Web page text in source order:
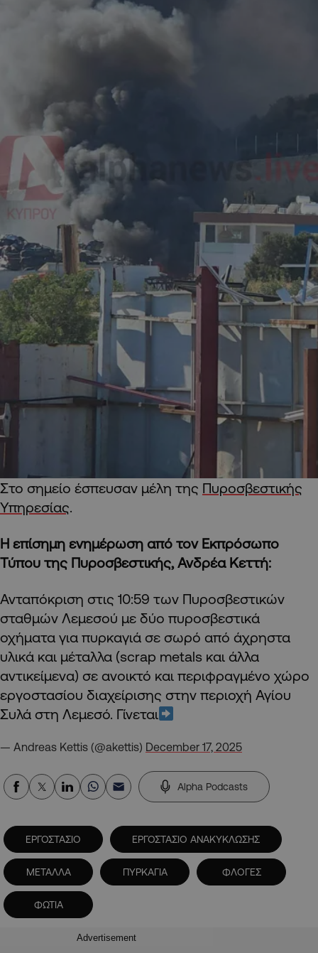
Στο σημείο έσπευσαν μέλη της Πυροσβεστικής
Υπηρεσίας.
Η επίσημη ενημέρωση από τον Εκπρόσωπο
Τύπου της Πυροσβεστικής, Ανδρέα Κεττή:
Ανταπόκριση στις 10:59 των Πυροσβεστικών
σταθμών Λεμεσού με δύο πυροσβεστικά
οχήματα για πυρκαγιά σε σωρό από άχρηστα
υλικά και μέταλλα (scrap metals και άλλα
αντικείμενα) σε ανοικτό και περιφραγμένο χώρο
εργοστασίου διαχείρισης στην περιοχή Αγίου
Συλά στη Λεμεσό. Γίνεται
— Andreas Kettis (@akettis) December 17, 2025
Alpha Podcasts
ΕΡΓΟΣΤΑΣΙΟ ΕΡΓΟΣΤΑΣΙΟ ΑΝΑΚΥΚΛΩΣΗΣ
ΜΕΤΑΛΛΑ ΠΥΡΚΑΓΙΑ ΦΛΟΓΕΣ
ΦΩΤΙΑ
Advertisement